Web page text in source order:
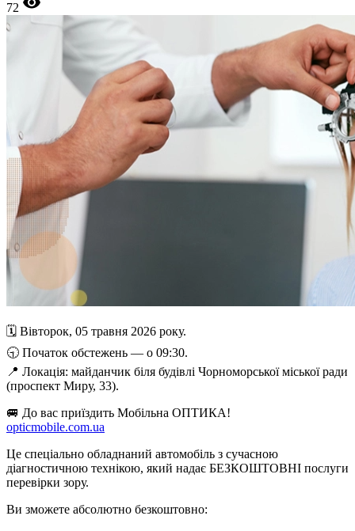
72
🗓 Вівторок, 05 травня 2026 року.
🕤 Початок обстежень — о 09:30.
📍 Локація: майданчик біля будівлі Чорноморської міської ради
(проспект Миру, 33).
🚐 До вас приїздить Мобільна ОПТИКА!
opticmobile.com.ua
Це спеціально обладнаний автомобіль з сучасною
діагностичною технікою, який надає БЕЗКОШТОВНІ послуги
перевірки зору.
Ви зможете абсолютно безкоштовно: